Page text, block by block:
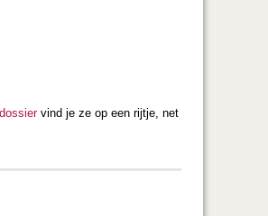
vind je ze op een rijtje, net